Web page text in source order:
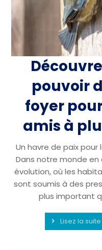
pouvoir
foyer
amis à
Un havre de paix pour
Dans notre monde
évolution, où les
sont soumis à des
plus important
Lisez la suite